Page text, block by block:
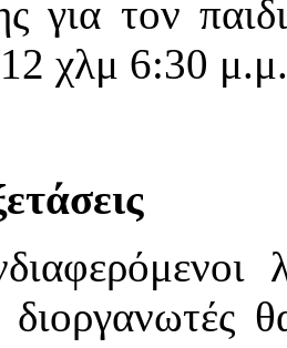
για τον
χλμ 6:30 μ.μ.